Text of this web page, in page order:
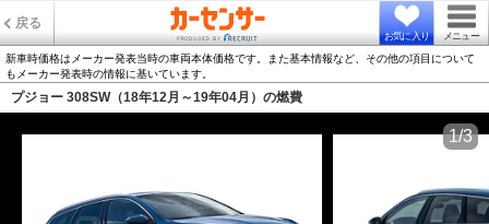
戻る
お気に入り メニュー
新車時価格はメーカー発表当時の車両本体価格です。また基本情報など、その他の項目について
もメーカー発表時の情報に基いています。
プジョー 308SW（18年12月～19年04月）の燃費
1/3